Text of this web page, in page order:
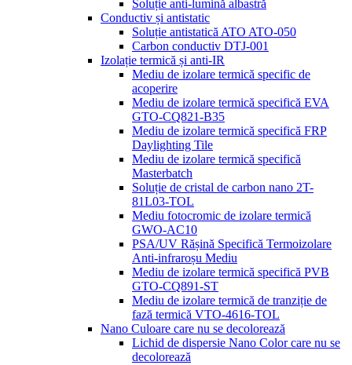
Soluție anti-lumină albastră
Conductiv și antistatic
Soluție antistatică ATO ATO-050
Carbon conductiv DTJ-001
Izolație termică și anti-IR
Mediu de izolare termică specific de
acoperire
Mediu de izolare termică specifică EVA
GTO-CQ821-B35
Mediu de izolare termică specifică FRP
Daylighting Tile
Mediu de izolare termică specifică
Masterbatch
Soluție de cristal de carbon nano 2T-
81L03-TOL
Mediu fotocromic de izolare termică
GWO-AC10
PSA/UV Rășină Specifică Termoizolare
Anti-infraroșu Mediu
Mediu de izolare termică specifică PVB
GTO-CQ891-ST
Mediu de izolare termică de tranziție de
fază termică VTO-4616-TOL
Nano Culoare care nu se decolorează
Lichid de dispersie Nano Color care nu se
decolorează